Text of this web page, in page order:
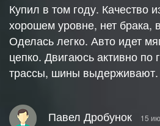
Купил в том году. Качество
хорошем уровне, нет брака,
Оделась легко. Авто идет
цепко. Двигаюсь активно по
трассы, шины выдерживают.
Павел Дробунок 15